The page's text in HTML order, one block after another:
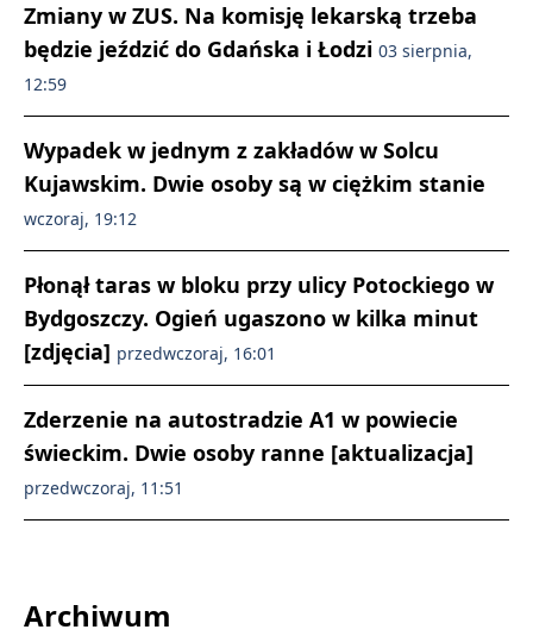
Zmiany w ZUS. Na komisję lekarską trzeba
będzie jeździć do Gdańska i Łodzi 03 sierpnia,
12:59
Wypadek w jednym z zakładów w Solcu
Kujawskim. Dwie osoby są w ciężkim stanie
wczoraj, 19:12
Płonął taras w bloku przy ulicy Potockiego w
Bydgoszczy. Ogień ugaszono w kilka minut
[zdjęcia] przedwczoraj, 16:01
Zderzenie na autostradzie A1 w powiecie
świeckim. Dwie osoby ranne [aktualizacja]
przedwczoraj, 11:51
Archiwum